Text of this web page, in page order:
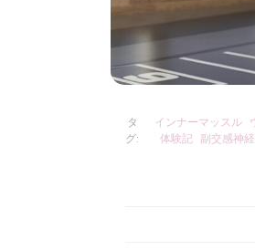
タ
グ:
インナーマッスル
体験記
副交感神経